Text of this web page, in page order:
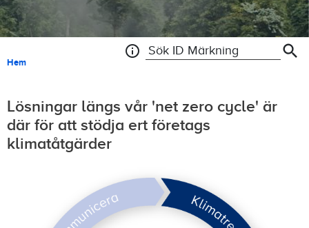
Länkstig
Hem
Lösningar längs vår 'net zero cycle' är
där för att stödja ert företags
klimatåtgärder
info
Search ID Tracking search